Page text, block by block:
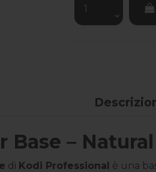
Base –
di Kodi Professional è una